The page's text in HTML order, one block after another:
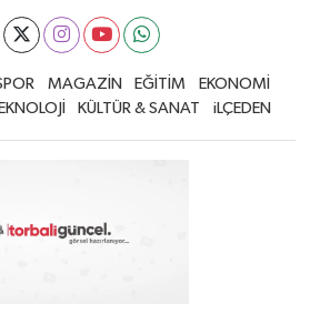
MAGAZİN EĞİTİM
EKONOMİ
KÜLTÜR & SANAT iLÇEDEN